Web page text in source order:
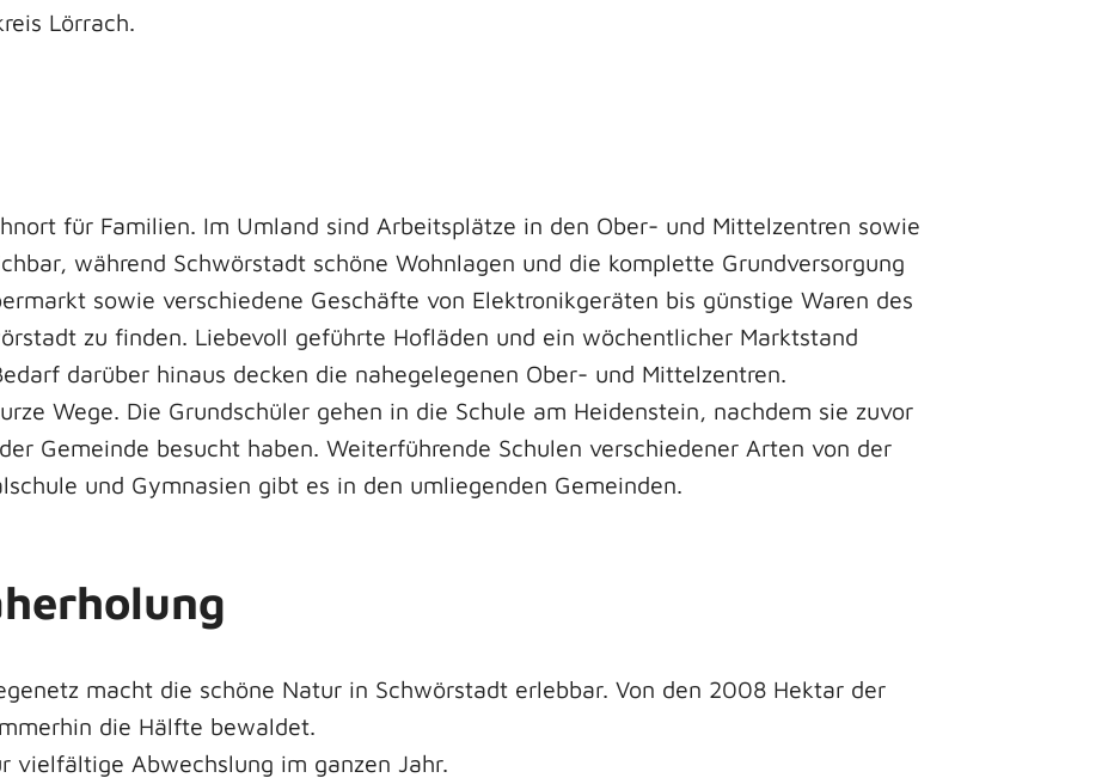
Lörrach.
für Familien. Im Umland sind Arbeitsplätze in den Ober- und Mittelzentren sowie
während Schwörstadt schöne Wohnlagen und die komplette Grundversorgung
sowie verschiedene Geschäfte von Elektronikgeräten bis günstige Waren des
zu finden. Liebevoll geführte Hofläden und ein wöchentlicher Marktstand
darüber hinaus decken die nahegelegenen Ober- und Mittelzentren.
Wege. Die Grundschüler gehen in die Schule am Heidenstein, nachdem sie zuvor
Gemeinde besucht haben. Weiterführende Schulen verschiedener Arten von der
und Gymnasien gibt es in den umliegenden Gemeinden.
macht die schöne Natur in Schwörstadt erlebbar. Von den 2008 Hektar der
die Hälfte bewaldet.
vielfältige Abwechslung im ganzen Jahr.